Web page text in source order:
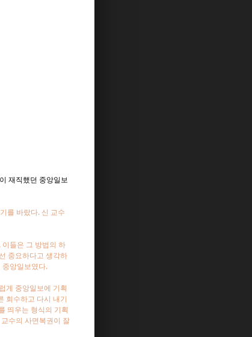
재직했던 중앙일보
를 바랐다. 신 교수
들은 그 방법의 하
중요하다고 생각하
중앙일보였다.
게 중앙일보에 기획
회수하고 다시 내기
띄우는 형식의 기획
수의 사면복권이 잘